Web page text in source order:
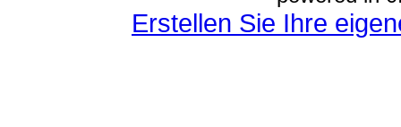
Erstellen Sie Ihre